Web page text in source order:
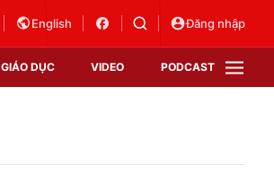
English Đăng nhập
GIÁO DỤC VIDEO PODCAST
VTV Sức khoẻ